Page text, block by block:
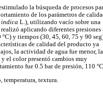
la búsqueda de procesos
de los parámetros de
L.), utilizando vacío sobre una
aplicando diferentes presiones
y tiempos (30, 45, 60, 75 y 90
de calidad del producto ya
la actividad de agua fue menor, la
el color presentó cambios muy
fue 0.5 bar de presión, 110
temperatura, textura.